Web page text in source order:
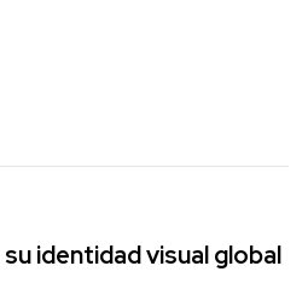
identidad visual global